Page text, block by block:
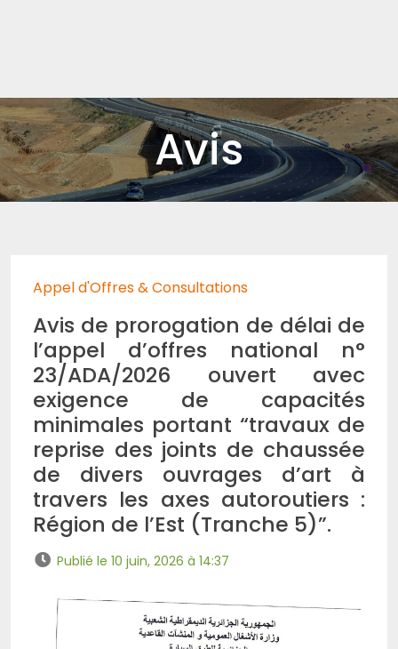
Avis
Appel d'Offres & Consultations
Avis de prorogation de délai de
l’appel d’offres national n°
23/ADA/2026 ouvert avec
exigence de capacités
minimales portant “travaux de
reprise des joints de chaussée
de divers ouvrages d’art à
travers les axes autoroutiers :
Région de l’Est (Tranche 5)”.
Publié le 10 juin, 2026 à 14:37